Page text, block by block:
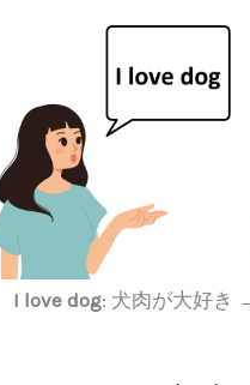
I love dog: 犬肉が大好き